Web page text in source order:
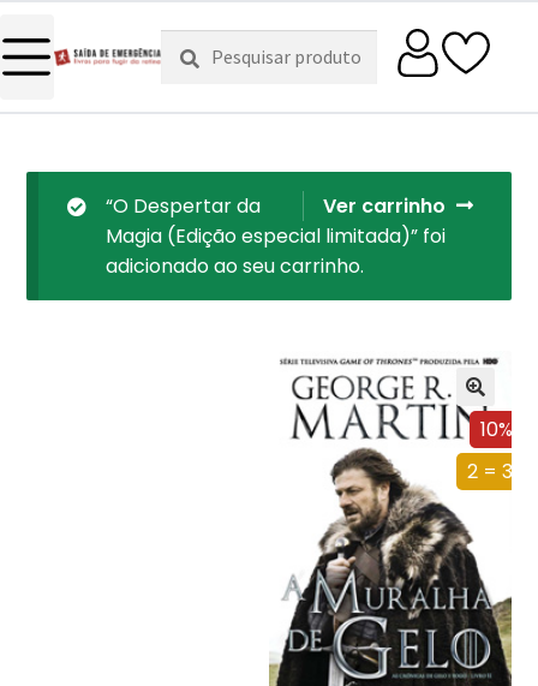
Pesquisar
por:
Pesquisa
Ver carrinho
“O Despertar da
Magia (Edição especial limitada)” foi
adicionado ao seu carrinho.
10%
2 = 3